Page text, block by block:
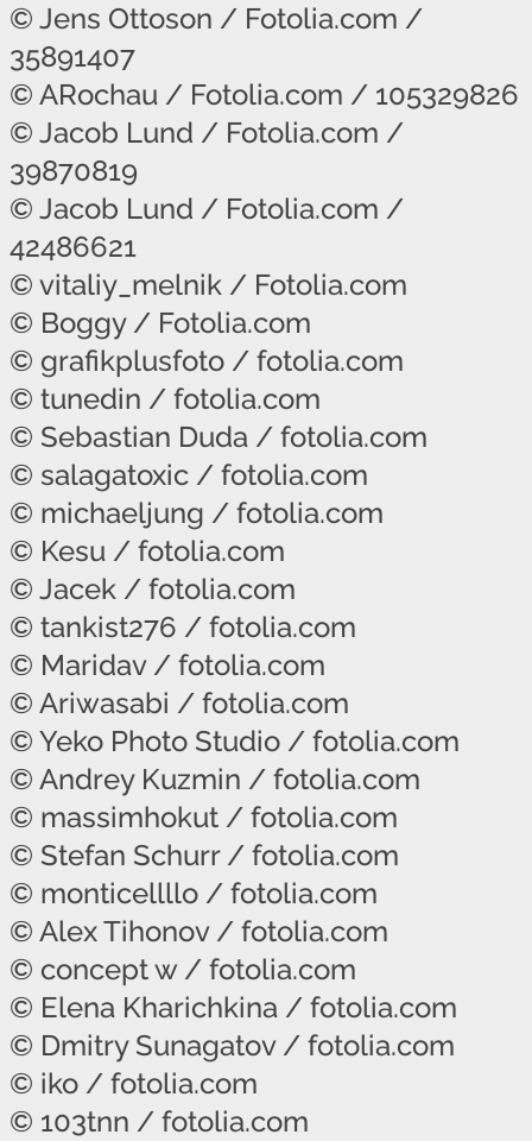
© Jens Ottoson / Fotolia.com /
35891407
© ARochau / Fotolia.com / 105329826
© Jacob Lund / Fotolia.com /
39870819
© Jacob Lund / Fotolia.com /
42486621
© vitaliy_melnik / Fotolia.com
© Boggy / Fotolia.com
© grafikplusfoto / fotolia.com
© tunedin / fotolia.com
© Sebastian Duda / fotolia.com
© salagatoxic / fotolia.com
© michaeljung / fotolia.com
© Kesu / fotolia.com
© Jacek / fotolia.com
© tankist276 / fotolia.com
© Maridav / fotolia.com
© Ariwasabi / fotolia.com
© Yeko Photo Studio / fotolia.com
© Andrey Kuzmin / fotolia.com
© massimhokut / fotolia.com
© Stefan Schurr / fotolia.com
© monticellllo / fotolia.com
© Alex Tihonov / fotolia.com
© concept w / fotolia.com
© Elena Kharichkina / fotolia.com
© Dmitry Sunagatov / fotolia.com
© iko / fotolia.com
© 103tnn / fotolia.com